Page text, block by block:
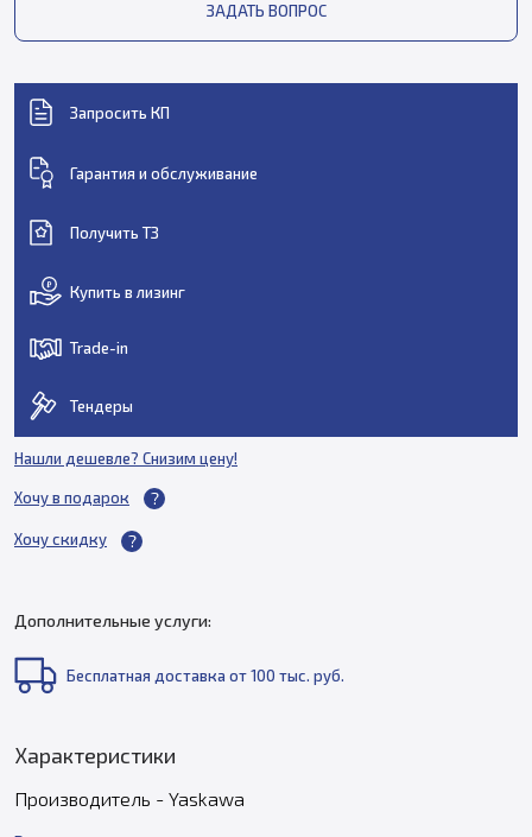
ЗАДАТЬ ВОПРОС
Запросить КП
Гарантия и обслуживание
Получить ТЗ
Купить в лизинг
Trade-in
Тендеры
Нашли дешевле? Снизим цену!
Хочу в подарок
Хочу скидку
Дополнительные услуги:
Бесплатная доставка от 100 тыс. руб.
Характеристики
Производитель - Yaskawa